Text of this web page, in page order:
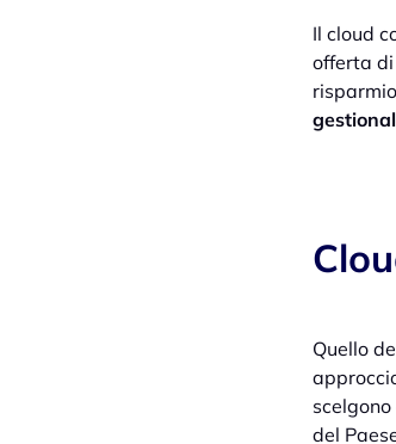
Il cloud
offerta di
Quello
del